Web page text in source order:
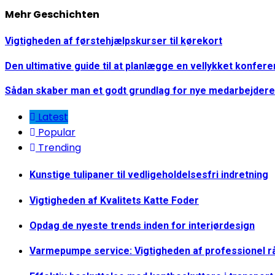
Mehr Geschichten
Vigtigheden af førstehjælpskurser til kørekort
Den ultimative guide til at planlægge en vellykket
Sådan skaber man et godt grundlag for nye medarbejdere
Latest
Popular
Trending
Kunstige tulipaner til vedligeholdelsesfri indretning
Vigtigheden af Kvalitets Katte Foder
Opdag de nyeste trends inden for interiørdesign
Varmepumpe service: Vigtigheden af professionel